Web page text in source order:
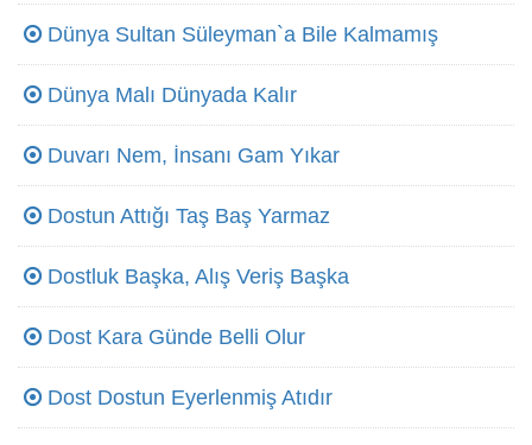
Dünya Sultan Süleyman`a Bile Kalmamış
Dünya Malı Dünyada Kalır
Duvarı Nem, İnsanı Gam Yıkar
Dostun Attığı Taş Baş Yarmaz
Dostluk Başka, Alış Veriş Başka
Dost Kara Günde Belli Olur
Dost Dostun Eyerlenmiş Atıdır